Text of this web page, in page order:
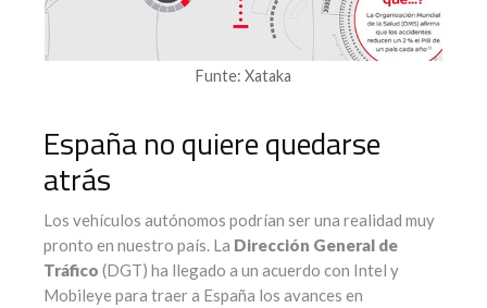
Funte: Xataka
España no quiere quedarse
atrás
Los vehículos autónomos podrían ser una realidad muy
pronto en nuestro país. La Dirección General de
Tráfico (DGT) ha llegado a un acuerdo con Intel y
Mobileye para traer a España los avances en